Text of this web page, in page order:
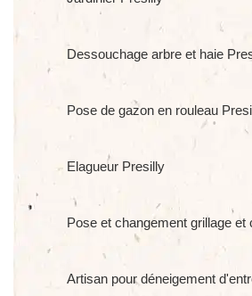
Dessouchage arbre et haie
Pose de gazon en rouleau
Elagueur Presilly
Pose et changement grillage et
Artisan pour déneigement